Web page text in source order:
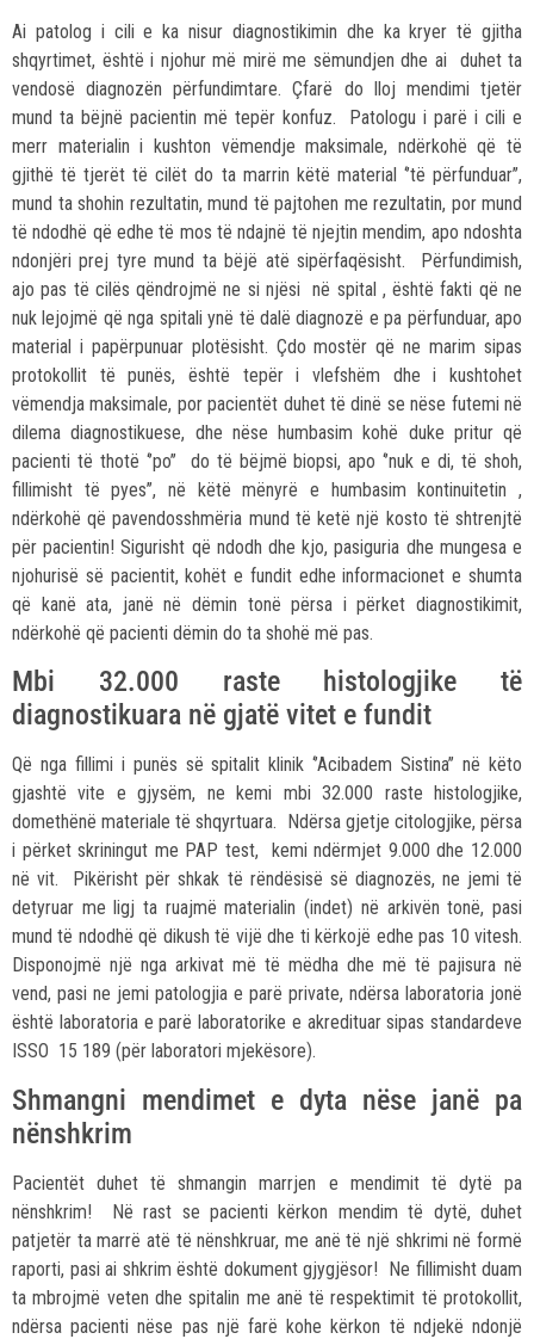
Ai patolog i cili e ka nisur diagnostikimin dhe ka kryer të gjitha
shqyrtimet, është i njohur më mirë me sëmundjen dhe ai duhet ta
vendosë diagnozën përfundimtare. Çfarë do lloj mendimi tjetër
mund ta bëjnë pacientin më tepër konfuz. Patologu i parë i cili e
merr materialin i kushton vëmendje maksimale, ndërkohë që të
gjithë të tjerët të cilët do ta marrin këtë material ‘’të përfunduar’’,
mund ta shohin rezultatin, mund të pajtohen me rezultatin, por mund
të ndodhë që edhe të mos të ndajnë të njejtin mendim, apo ndoshta
ndonjëri prej tyre mund ta bëjë atë sipërfaqësisht. Përfundimish,
ajo pas të cilës qëndrojmë ne si njësi në spital , është fakti që ne
nuk lejojmë që nga spitali ynë të dalë diagnozë e pa përfunduar, apo
material i papërpunuar plotësisht. Çdo mostër që ne marim sipas
protokollit të punës, është tepër i vlefshëm dhe i kushtohet
vëmendja maksimale, por pacientët duhet të dinë se nëse futemi në
dilema diagnostikuese, dhe nëse humbasim kohë duke pritur që
pacienti të thotë ‘’po’’ do të bëjmë biopsi, apo ‘’nuk e di, të shoh,
fillimisht të pyes’’, në këtë mënyrë e humbasim kontinuitetin ,
ndërkohë që pavendosshmëria mund të ketë një kosto të shtrenjtë
për pacientin! Sigurisht që ndodh dhe kjo, pasiguria dhe mungesa e
njohurisë së pacientit, kohët e fundit edhe informacionet e shumta
që kanë ata, janë në dëmin tonë përsa i përket diagnostikimit,
ndërkohë që pacienti dëmin do ta shohë më pas.
Mbi 32.000 raste histologjike të
diagnostikuara në gjatë vitet e fundit
Që nga fillimi i punës së spitalit klinik ‘’Acibadem Sistina’’ në këto
gjashtë vite e gjysëm, ne kemi mbi 32.000 raste histologjike,
domethënë materiale të shqyrtuara. Ndërsa gjetje citologjike, përsa
i përket skriningut me PAP test, kemi ndërmjet 9.000 dhe 12.000
në vit. Pikërisht për shkak të rëndësisë së diagnozës, ne jemi të
detyruar me ligj ta ruajmë materialin (indet) në arkivën tonë, pasi
mund të ndodhë që dikush të vijë dhe ti kërkojë edhe pas 10 vitesh.
Disponojmë një nga arkivat më të mëdha dhe më të pajisura në
vend, pasi ne jemi patologjia e parë private, ndërsa laboratoria jonë
është laboratoria e parë laboratorike e akredituar sipas standardeve
ISSO 15 189 (për laboratori mjekësore).
Shmangni mendimet e dyta nëse janë pa
nënshkrim
Pacientët duhet të shmangin marrjen e mendimit të dytë pa
nënshkrim! Në rast se pacienti kërkon mendim të dytë, duhet
patjetër ta marrë atë të nënshkruar, me anë të një shkrimi në formë
raporti, pasi ai shkrim është dokument gjygjësor! Ne fillimisht duam
ta mbrojmë veten dhe spitalin me anë të respektimit të protokollit,
ndërsa pacienti nëse pas një farë kohe kërkon të ndjekë ndonjë